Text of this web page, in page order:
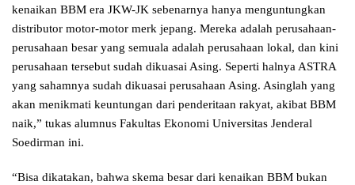
kenaikan BBM era JKW-JK sebenarnya hanya menguntungkan
distributor motor-motor merk jepang. Mereka adalah perusahaan-
perusahaan besar yang semuala adalah perusahaan lokal, dan kini
perusahaan tersebut sudah dikuasai Asing. Seperti halnya ASTRA
yang sahamnya sudah dikuasai perusahaan Asing. Asinglah yang
akan menikmati keuntungan dari penderitaan rakyat, akibat BBM
naik,” tukas alumnus Fakultas Ekonomi Universitas Jenderal
Soedirman ini.
“Bisa dikatakan, bahwa skema besar dari kenaikan BBM bukan